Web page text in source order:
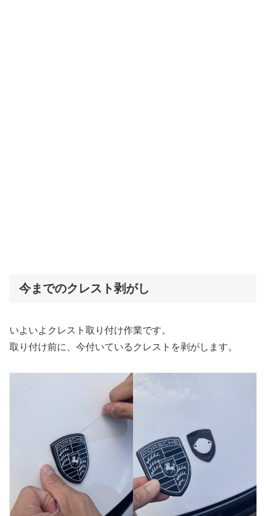
今までのクレスト剥がし
いよいよクレスト取り付け作業です。
取り付け前に、今付いているクレストを剥がします。